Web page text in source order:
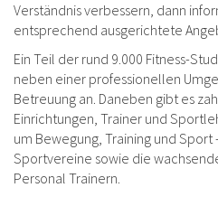
Verständnis verbessern, dann
entsprechend ausgerichtete
Ein Teil der rund 9.000 Fitness-
neben einer professionellen
Betreuung an. Daneben gibt es
Einrichtungen, Trainer und
um Bewegung, Training und
Sportvereine sowie die
Personal Trainern.